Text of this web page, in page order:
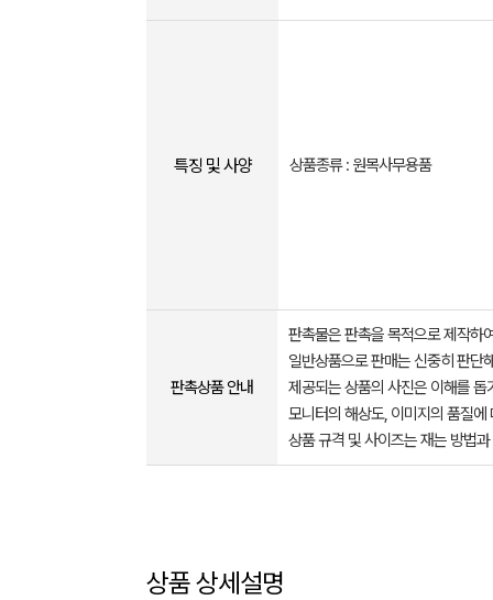
특징 및 사양 상품종류 : 원목사무용품
판촉상품 안내
판촉물은 판촉을 목적으로 제작하
일반상품으로 판매는 신중히 판단
제공되는 상품의 사진은 이해를
모니터의 해상도, 이미지의 품질
상품 규격 및 사이즈는 재는 방법
상품 상세설명